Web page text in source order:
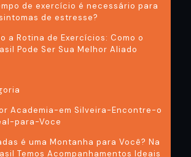
de exercício é necessário para
de estresse?
a Rotina de Exercícios: Como o
Pode Ser Sua Melhor Aliado
Academia-em Silveira-Encontre-o
para-Voce
é uma Montanha para Você? Na
Temos Acompanhamentos Ideais